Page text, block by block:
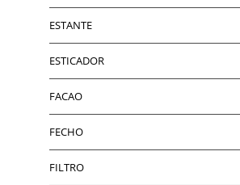
ESTANTE
ESTICADOR
FACAO
FECHO
FILTRO